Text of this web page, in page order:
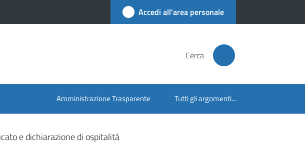
Accedi all'area personale
Cerca
Amministrazione Trasparente Tutti gli argomenti...
e dichiarazione di ospitalità